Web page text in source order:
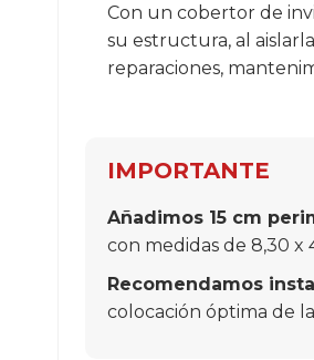
Con un cobertor de
su estructura, al
reparaciones,
IMPORTANTE
Añadimos 15 cm
con medidas de 8,30 x
Recomendamos
colocación óptima de